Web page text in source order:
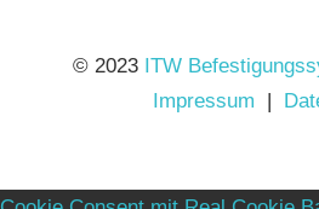
© 2023 ITW
Impressum |